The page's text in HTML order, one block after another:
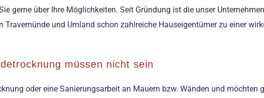
gerne über Ihre Möglichkeiten. Seit Gründung ist die unser
und Umland schon zahlreiche Hauseigentümer zu einer
müssen nicht sein
oder eine Sanierungsarbeit an Mauern bzw. Wänden und möchten